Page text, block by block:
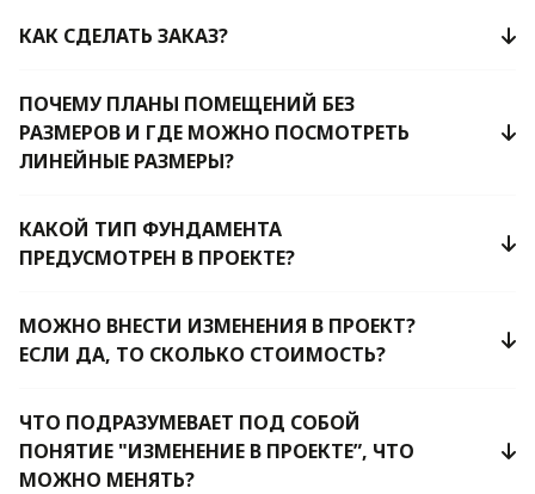
КАК СДЕЛАТЬ ЗАКАЗ?
ПОЧЕМУ ПЛАНЫ ПОМЕЩЕНИЙ БЕЗ
РАЗМЕРОВ И ГДЕ МОЖНО ПОСМОТРЕТЬ
ЛИНЕЙНЫЕ РАЗМЕРЫ?
КАКОЙ ТИП ФУНДАМЕНТА
ПРЕДУСМОТРЕН В ПРОЕКТЕ?
МОЖНО ВНЕСТИ ИЗМЕНЕНИЯ В ПРОЕКТ?
ЕСЛИ ДА, ТО СКОЛЬКО СТОИМОСТЬ?
ЧТО ПОДРАЗУМЕВАЕТ ПОД СОБОЙ
ПОНЯТИЕ "ИЗМЕНЕНИЕ В ПРОЕКТЕ”, ЧТО
МОЖНО МЕНЯТЬ?